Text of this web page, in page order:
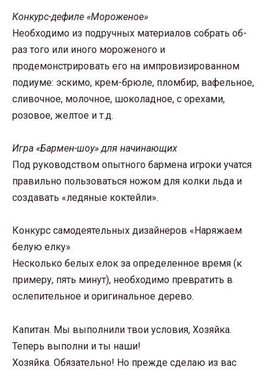
Конкурс-дефиле «Мороженое»
Необходимо из подручных материалов собрать об-
раз того или иного мороженого и
продемонстрировать его на импровизированном
подиуме: эскимо, крем-брюле, пломбир, вафельное,
сливочное, молочное, шоколадное, с орехами,
розовое, желтое и т.д.
Игра «Бармен-шоу» для начинающих
Под руководством опытного бармена игроки учатся
правильно пользоваться ножом для колки льда и
создавать «ледяные коктейли».
Конкурс самодеятельных дизайнеров «Наряжаем
белую елку»
Несколько белых елок за определенное время (к
примеру, пять минут), необходимо превратить в
ослепительное и оригинальное дерево.
Капитан. Мы выполнили твои условия, Хозяйка.
Теперь выполни и ты наши!
Хозяйка. Обязательно! Но прежде сделаю из вас